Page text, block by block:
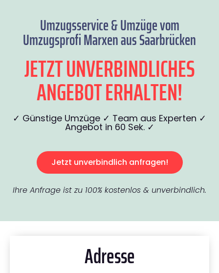
Umzugsservice & Umzüge vom
Umzugsprofi Marxen aus Saarbrücken
JETZT UNVERBINDLICHES
ANGEBOT ERHALTEN!
✓ Günstige Umzüge ✓ Team aus Experten ✓
Angebot in 60 Sek. ✓
Jetzt unverbindlich anfragen!
Ihre Anfrage ist zu 100% kostenlos & unverbindlich.
Adresse